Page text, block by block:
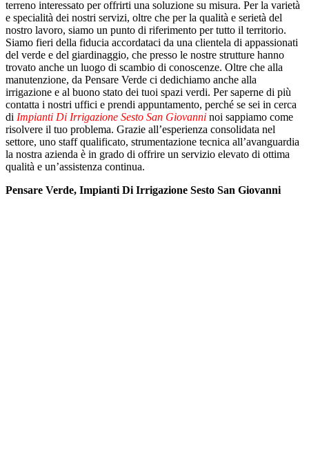
terreno interessato per offrirti una soluzione su misura. Per la varietà
e specialità dei nostri servizi, oltre che per la qualità e serietà del
nostro lavoro, siamo un punto di riferimento per tutto il territorio.
Siamo fieri della fiducia accordataci da una clientela di appassionati
del verde e del giardinaggio, che presso le nostre strutture hanno
trovato anche un luogo di scambio di conoscenze. Oltre che alla
manutenzione, da Pensare Verde ci dedichiamo anche alla
irrigazione e al buono stato dei tuoi spazi verdi. Per saperne di più
contatta i nostri uffici e prendi appuntamento, perché se sei in cerca
di Impianti Di Irrigazione Sesto San Giovanni noi sappiamo come
risolvere il tuo problema. Grazie all’esperienza consolidata nel
settore, uno staff qualificato, strumentazione tecnica all’avanguardia
la nostra azienda è in grado di offrire un servizio elevato di ottima
qualità e un’assistenza continua.
Pensare Verde, Impianti Di Irrigazione Sesto San Giovanni